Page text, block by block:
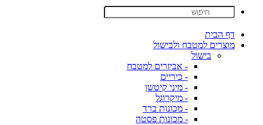
דף הבית
מוצרים למטבח ולבישול
בישול
- אביזרים למטבח
- כיריים
- מיני קיטשן
- מיקרוגל
- מכונות ברד
- מכונות פסטה